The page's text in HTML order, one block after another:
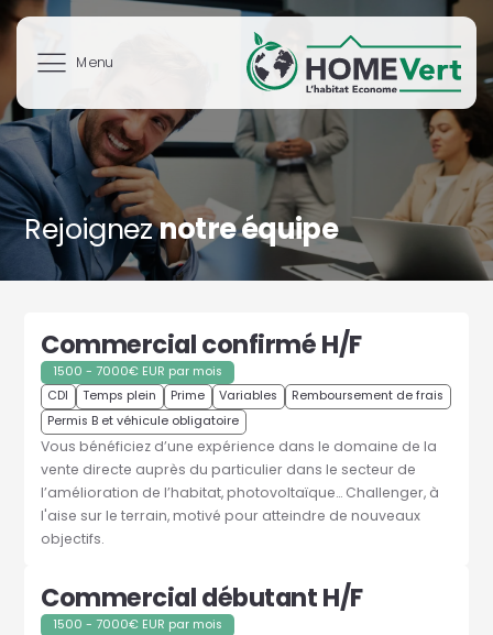
Aller
au
contenu
Rejoigneznotre équipe
Commercial confirmé H/F
1500 - 7000€ EUR par mois
CDI
Temps plein Prime Variables
Remboursement de frais
Permis B et véhicule obligatoire
Vous bénéficiez d’une expérience dans le domaine de la
vente directe auprès du particulier dans le secteur de
l’amélioration de l’habitat, photovoltaïque… Challenger, à
l'aise sur le terrain, motivé pour atteindre de nouveaux
objectifs.
Commercial débutant H/F
1500 - 7000€ EUR par mois